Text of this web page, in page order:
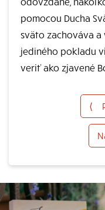
pomocou Ducha
sväto zachováva
jediného pokladu
veriť ako zjavené
⟨